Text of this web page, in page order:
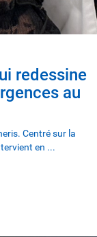
redessine
au
Centré sur la
en ...